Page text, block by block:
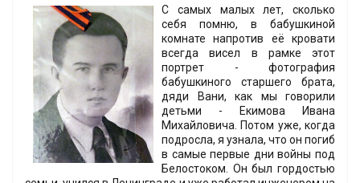
С самых малых лет, сколько
себя помню, в бабушкиной
комнате напротив её кровати
всегда висел в рамке этот
портрет - фотография
бабушкиного старшего брата,
дяди Вани, как мы говорили
детьми - Екимова Ивана
Михайловича. Потом уже, когда
подросла, я узнала, что он погиб
в самые первые дни войны под
Белостоком. Он был гордостью